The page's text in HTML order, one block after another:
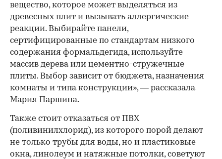
вещество, которое может выделяться из
древесных плит и вызывать аллергические
реакции. Выбирайте панели,
сертифицированные по стандартам низкого
содержания формальдегида, используйте
массив дерева или цементно-стружечные
плиты. Выбор зависит от бюджета, назначения
комнаты и типа конструкции», — рассказала
Мария Паршина.
Также стоит отказаться от ПВХ
(поливинилхлорид), из которого порой делают
не только трубы для воды, но и пластиковые
окна, линолеум и натяжные потолки, советуют